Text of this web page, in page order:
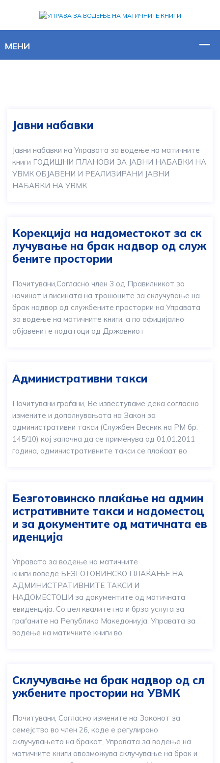
Јавни набавки
Јавни набавки на Управата за водење на матичните
книги ГОДИШНИ ПЛАНОВИ ЗА ЈАВНИ НАБАВКИ НА
УВМК ОБЈАВЕНИ И РЕАЛИЗИРАНИ ЈАВНИ
НАБАВКИ НА УВМК
Корекција на надоместокот за ск
лучување на брак надвор од служ
бените простории
Почитувани,Согласно член 3 од Правилникот за
начинот и висината на трошоците за склучување на
брак надвор од службените простории на Управата
за водење на матичните книги, а по официјално
објавените податоци од Државниот
Административни такси
Почитувани граѓани, Ве известуваме дека согласно
измените и дополнувањата на Закон за
административни такси (Службен Весник на РМ бр.
145/10) кој започна да се применува од 01.01.2011
година, aдминистративните такси се плаќаат во
Безготовинско плаќање на админ
истративните такси и надоместоц
и за документите од матичната ев
иденција
Управата за водење на матичните
книги воведе БЕЗГОТОВИНСКО ПЛАЌАЊЕ НА
АДМИНИСТРАТИВНИТЕ ТАКСИ И
НАДОМЕСТОЦИ за документите од матичната
евиденција. Со цел квалитетна и брза услуга за
граѓаните на Република Македониуја, Управата за
водење на матичните книги во
Склучување на брак надвор од сл
ужбените простории на УВМК
Почитувани, Согласно измените на Законот за
семејство во член 26, каде е регулирано
склучувањето на бракот, Управата за водење на
матичните книги овозможува склучување на брак и